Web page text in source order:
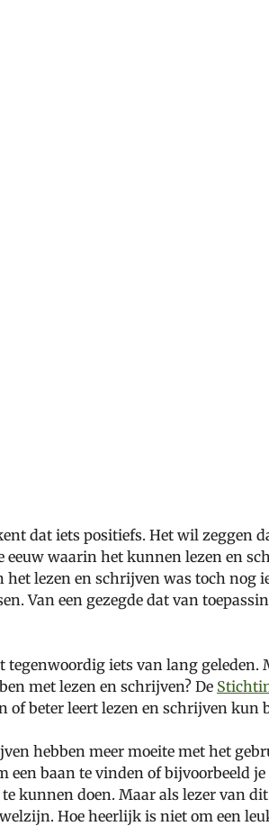
dat iets positiefs. Het wil zeggen
waarin het kunnen lezen en
lezen en schrijven was toch
Van een gezegde dat van
iets van lang
met lezen en schrijven? De
beter leert lezen en schrijven kun
hebben meer moeite met het
baan te vinden of bijvoorbeeld
kunnen doen. Maar als lezer van
Hoe heerlijk is niet om een